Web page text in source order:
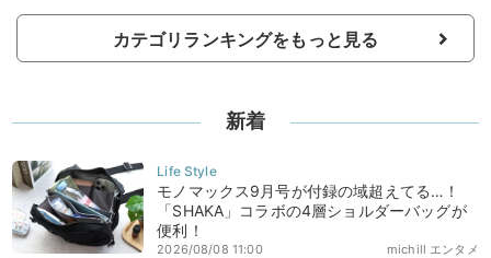
カテゴリランキングをもっと見る
新着
モノマックス9月号が付録の域超えてる…！
「SHAKA」コラボの4層ショルダーバッグが
便利！
michill エンタメ
2026/08/08 11:00